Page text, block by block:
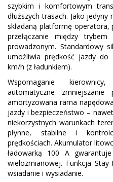
szybkim i komfortowym
dłuższych trasach. Jako
składaną platformę
przełączanie między
prowadzonym. Standardowy
umożliwia prędkość jazdy do
km/h (z ładunkiem).
Wspomaganie
automatyczne
amortyzowana rama
jazdy i bezpieczeństwo –
niekorzystnych warunkach
płynne, stabilne i
prędkościach. Akumulator
ładowarką 100 A
wielozmianowej. Funkcja
wsiadanie i wysiadanie.